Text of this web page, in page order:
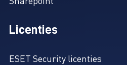
Licenties
ESET Security licenties